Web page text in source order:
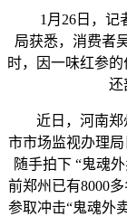
1月26日，记者
局获悉，消费者
时，因一味红参
还
近日，河南郑州
市市场监视办理
随手拍下 “鬼魂
前郑州已有8000
参取冲击“鬼魂外